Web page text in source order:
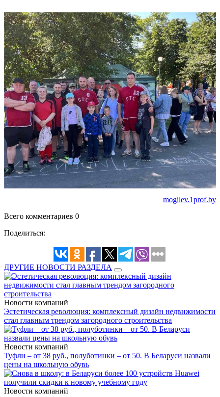
mogilev.1prof.by
Всего комментариев 0
Поделиться:
ДРУГИЕ НОВОСТИ РАЗДЕЛА
Новости компаний
Эстетическая революция: комплексный дизайн недвижимости
стал главным трендом загородного строительства
Новости компаний
Туфли – от 38 руб., полуботинки – от 50. В Беларуси назвали
цены на школьную обувь
Новости компаний